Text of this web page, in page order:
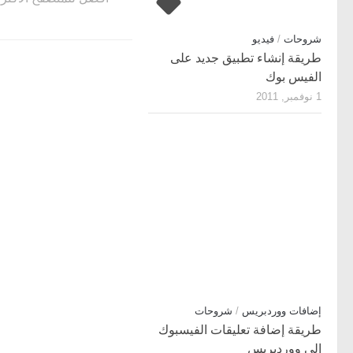
شروحات / فيديو
طريقة إنشاء تطبيق جديد على
الفيس بوك
1 نوفمبر, 2011
إضافات ووردبريس / شروحات
طريقة إضافة تعليقات الفيسبوك
إلى ووردبريس